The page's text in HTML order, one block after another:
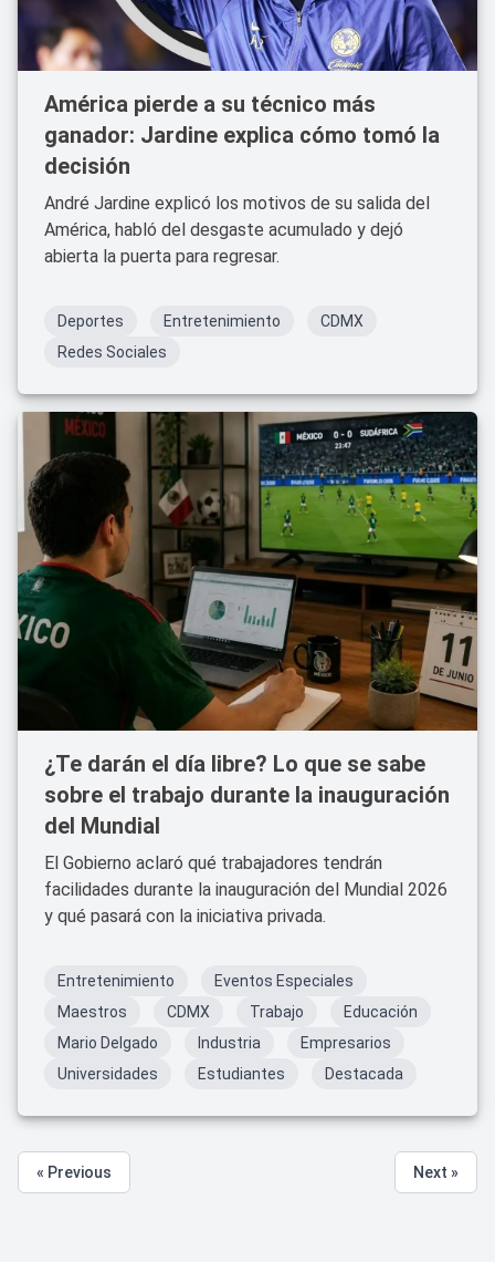
América pierde a su técnico más
ganador: Jardine explica cómo tomó la
decisión
André Jardine explicó los motivos de su salida del
América, habló del desgaste acumulado y dejó
abierta la puerta para regresar.
Deportes Entretenimiento
CDMX
Redes Sociales
¿Te darán el día libre? Lo que se sabe
sobre el trabajo durante la inauguración
del Mundial
El Gobierno aclaró qué trabajadores tendrán
facilidades durante la inauguración del Mundial 2026
y qué pasará con la iniciativa privada.
Entretenimiento
Eventos Especiales
Maestros
CDMX Trabajo
Educación
Mario Delgado
Industria
Empresarios
Universidades
Estudiantes Destacada
« Previous Next »